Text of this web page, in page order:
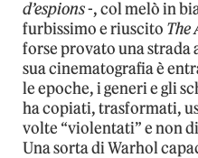
d’espions-, col melò in
furbissimo e riuscito The
forse provato una
sua cinematografia è
le epoche, i generi e gli
ha copiati, trasformati,
volte “violentati” e non
Una sorta di Warhol